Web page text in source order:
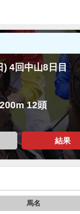
) 4回中山8日目
12頭
結果
馬名